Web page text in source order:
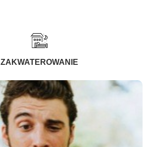
ZAKWATEROWANIE